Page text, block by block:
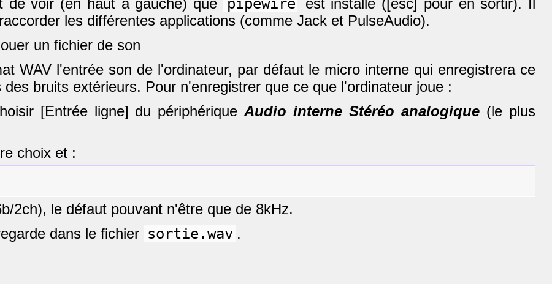
de voir (en haut à gauche) que pipewire
est installé ([esc] pour en sortir). Il
les différentes applications (comme Jack et PulseAudio).
un fichier de son
WAV l'entrée son de l'ordinateur, par défaut le micro interne qui enregistrera ce
bruits extérieurs. Pour n'enregistrer que ce que l'ordinateur joue :
[Entrée ligne] du périphériqueAudio interne Stéréo analogique (le plus
choix et :
2ch), le défaut pouvant n'être que de 8kHz.
dans le fichier sortie.wav .